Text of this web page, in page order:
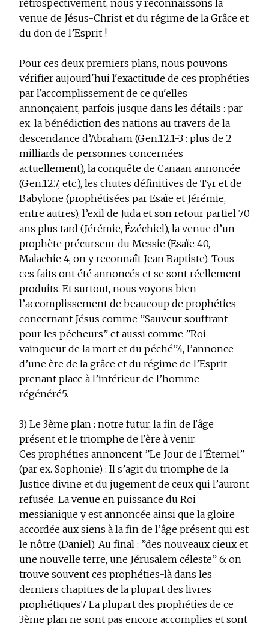
rétrospectivement, nous y reconnaissons la
venue de Jésus-Christ et du régime de la Grâce et
du don de l’Esprit !
Pour ces deux premiers plans, nous pouvons
vérifier aujourd'hui l'exactitude de ces prophéties
par l'accomplissement de ce qu'elles
annonçaient, parfois jusque dans les détails : par
ex. la bénédiction des nations au travers de la
descendance d’Abraham (Gen.12.1-3 : plus de 2
milliards de personnes concernées
actuellement), la conquête de Canaan annoncée
(Gen.12.7, etc.), les chutes définitives de Tyr et de
Babylone (prophétisées par Esaïe et Jérémie,
entre autres), l’exil de Juda et son retour partiel 70
ans plus tard (Jérémie, Ézéchiel), la venue d’un
prophète précurseur du Messie (Esaïe 40,
Malachie 4, on y reconnaît Jean Baptiste). Tous
ces faits ont été annoncés et se sont réellement
produits. Et surtout, nous voyons bien
l’accomplissement de beaucoup de prophéties
concernant Jésus comme ”Sauveur souffrant
pour les pécheurs” et aussi comme ”Roi
vainqueur de la mort et du péché”4, l’annonce
d’une ère de la grâce et du régime de l’Esprit
prenant place à l’intérieur de l’homme
régénéré5.
3) Le 3ème plan : notre futur, la fin de l'âge
présent et le triomphe de l'ère à venir.
Ces prophéties annoncent ”Le Jour de l’Éternel”
(par ex. Sophonie) : Il s’agit du triomphe de la
Justice divine et du jugement de ceux qui l’auront
refusée. La venue en puissance du Roi
messianique y est annoncée ainsi que la gloire
accordée aux siens à la fin de l’âge présent qui est
le nôtre (Daniel). Au final : ”des nouveaux cieux et
une nouvelle terre, une Jérusalem céleste” 6: on
trouve souvent ces prophéties-là dans les
derniers chapitres de la plupart des livres
prophétiques7 La plupart des prophéties de ce
3ème plan ne sont pas encore accomplies et sont